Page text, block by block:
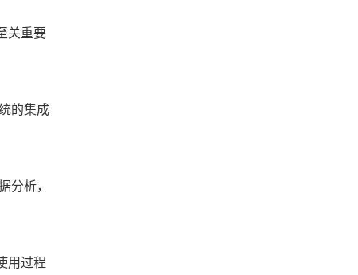
关重要
的集成
分析，
用过程